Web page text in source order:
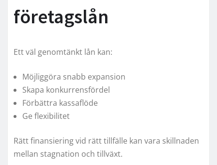
företagslån
Ett väl genomtänkt lån kan:
Möjliggöra snabb expansion
Skapa konkurrensfördel
Förbättra kassaflöde
Ge flexibilitet
Rätt finansiering vid rätt tillfälle kan vara skillnaden
mellan stagnation och tillväxt.